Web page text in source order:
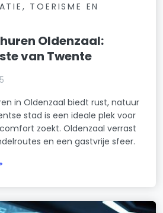
TOERISME EN
Oldenzaal:
van Twente
in Oldenzaal biedt rust, natuur
stad is een ideale plek voor
zoekt. Oldenzaal verrast
en een gastvrije sfeer.